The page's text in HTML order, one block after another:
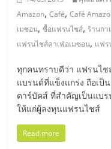
หน้า
บ้าน
ลงทุน
น้อย
Amazon,Café,Café
เมซอน,ซื้อแฟรนไชส์, ร้านก
แฟรนไชส์คาเฟ่อเมซอน, แฟร
ทุกคนทราบดีว่า แฟรนไช
แบรนด์ที่แข็งแกร่ง ถือเป็
ตาร์บัคส์ ที่สำคัญเป็นแบร
ให้แก่ผู้ลงทุนแฟรนไชส์
Read more